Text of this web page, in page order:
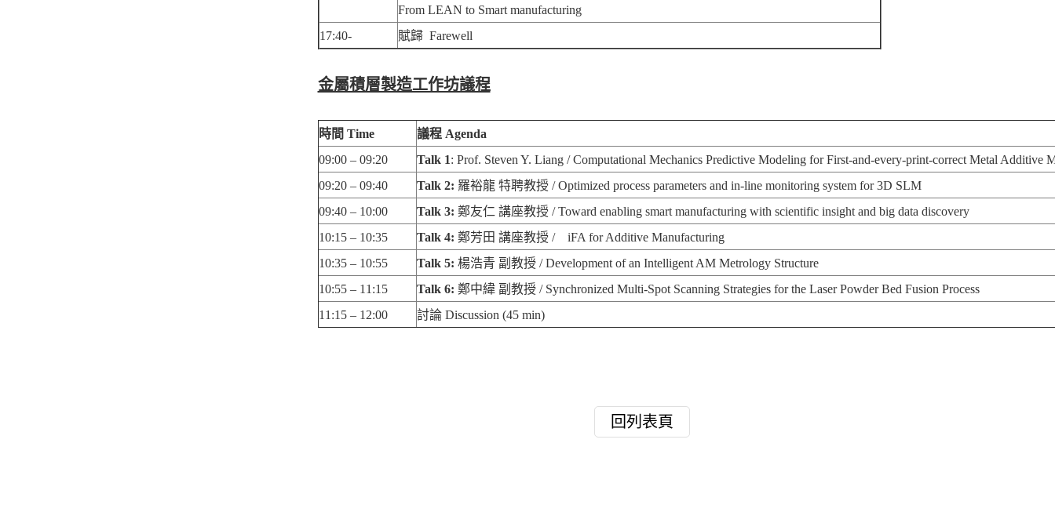
From LEAN to Smart manufacturing
17:40-
賦歸Farewell
金屬積層製造工作坊議程
時間 Time 議程Agenda
09:00 – 09:20
Talk 1: Prof. Steven Y. Liang / Computational Mechanics Predictive Modeling for First-and-every-print-correct Metal Additive
09:20 – 09:40
Talk 2: 羅裕龍 特聘教授/ Optimized process parameters and in-line monitoring system for 3D SLM
09:40 – 10:00
Talk 3: 鄭友仁 講座教授/ Toward enabling smart manufacturing with scientific insight and big data discovery
10:15 – 10:35
Talk 4: 鄭芳田 講座教授/ iFA for Additive Manufacturing
10:35 – 10:55
Talk 5: 楊浩青 副教授/ Development of an Intelligent AM Metrology Structure
10:55 – 11:15
Talk 6: 鄭中緯 副教授/ Synchronized Multi-Spot Scanning Strategies for the Laser Powder Bed Fusion Process
11:15 – 12:00
討論Discussion (45 min)
回列表頁